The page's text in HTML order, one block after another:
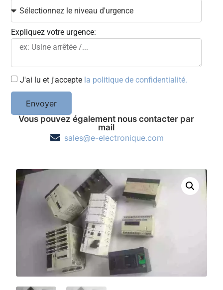
Expliquez votre urgence:
J'ai lu et j'accepte la politique de confidentialité.
Envoyer
Vous pouvez également nous contacter par
mail
sales@e-electronique.com